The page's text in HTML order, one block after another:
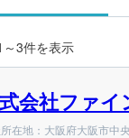
3件を表示
会社ファイ
在地：大阪府大阪市中